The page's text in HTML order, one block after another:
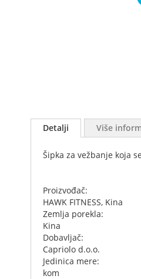
to
gallery
Detalji
Šipka za vežbanje koja
Proizvođač:
HAWK FITNESS, Kina
Zemlja porekla:
Kina
Dobavljač:
Capriolo d.o.o.
Jedinica mere:
kom
Više